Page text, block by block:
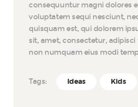
consequuntur magni dolores
voluptatem sequi nesciunt,
quisquam est, qui dolorem
sit, amet, consectetur, adipisci
non numquam eius modi
Tags: Ideas Kids